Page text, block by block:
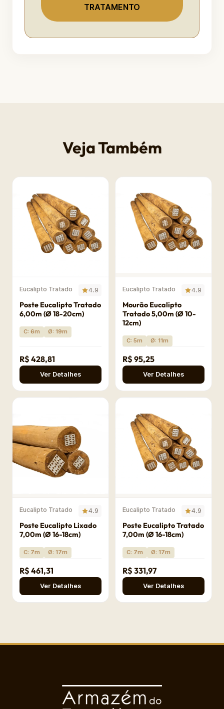
TRATAMENTO
Veja Também
Eucalipto Tratado 4.9
Poste Eucalipto Tratado
6,00m (Ø 18-20cm)
C: 6m Ø: 19m
R$ 428,81
Ver Detalhes
Eucalipto Tratado 4.9
Mourão Eucalipto
Tratado 5,00m (Ø 10-
12cm)
C: 5m Ø: 11m
R$ 95,25
Ver Detalhes
Eucalipto Tratado 4.9
Poste Eucalipto Lixado
7,00m (Ø 16-18cm)
C: 7m Ø: 17m
R$ 461,31
Ver Detalhes
Eucalipto Tratado 4.9
Poste Eucalipto Tratado
7,00m (Ø 16-18cm)
C: 7m Ø: 17m
R$ 331,97
Ver Detalhes